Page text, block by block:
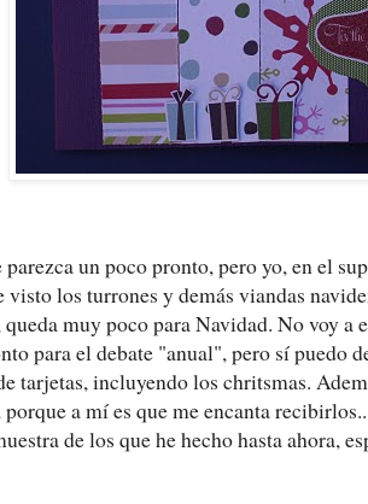
parezca un poco pronto, pero yo, en el
visto los turrones y demás viandas
muy poco para Navidad. No voy a
para el debate "anual", pero sí puedo
tarjetas, incluyendo los chritsmas.
a mí es que me encanta
de los que he hecho hasta ahora,